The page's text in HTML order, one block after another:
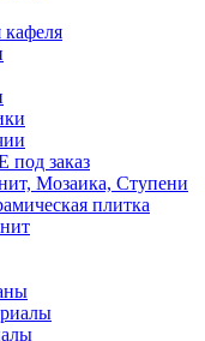
кафеля
заказ
Мозаика, Ступени
плитка